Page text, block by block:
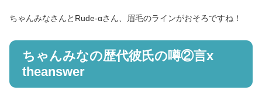
ちゃんみなさんとRude-αさん、眉毛のラインがおそろですね！
ちゃんみなの歴代彼氏の噂②言x
theanswer